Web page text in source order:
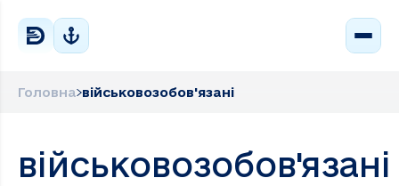
Головна військовозобов'язані
військовозобов'язані